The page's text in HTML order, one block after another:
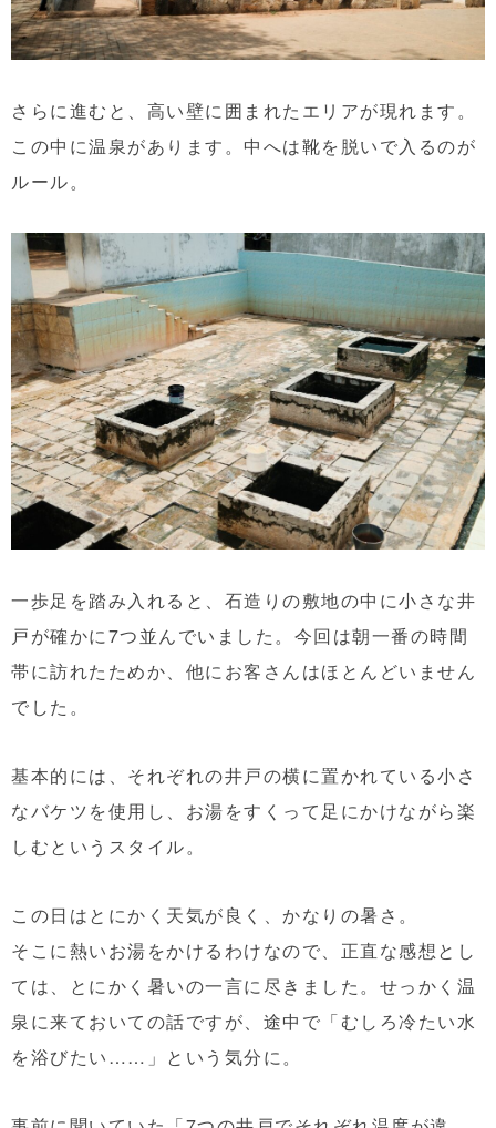
さらに進むと、高い壁に囲まれたエリアが現れます。
この中に温泉があります。中へは靴を脱いで入るのが
ルール。
一歩足を踏み入れると、石造りの敷地の中に小さな井
戸が確かに7つ並んでいました。今回は朝一番の時間
帯に訪れたためか、他にお客さんはほとんどいません
でした。
基本的には、それぞれの井戸の横に置かれている小さ
なバケツを使用し、お湯をすくって足にかけながら楽
しむというスタイル。
この日はとにかく天気が良く、かなりの暑さ。
そこに熱いお湯をかけるわけなので、正直な感想とし
ては、とにかく暑いの一言に尽きました。せっかく温
泉に来ておいての話ですが、途中で「むしろ冷たい水
を浴びたい……」という気分に。